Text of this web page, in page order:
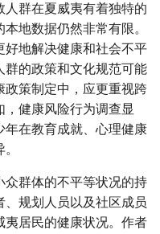
群在夏威夷有着独特的
地数据仍然非常有限。
地解决健康和社会不平
的政策和文化规范可能
策制定中，应更重视跨
健康风险行为调查显
在教育成就、心理健康
群体的不平等状况的持
规划人员以及社区成员
居民的健康状况。作者